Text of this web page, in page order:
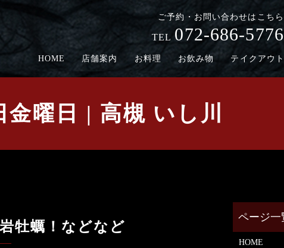
ご予約・お問い合わせはこちら
TEL 072-686-5776
HOME 店舗案内 お料理 お飲み物 テイクアウト
金曜日 | 高槻 いし川
牡蠣！などなど
HOME